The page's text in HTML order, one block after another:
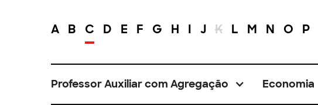
A B C D E F G H I J K L M N O P
Professor Auxiliar com Agregação Economia